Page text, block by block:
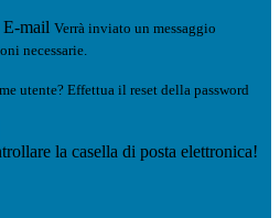
E-mail Verrà inviato un messaggio
necessarie.
utente? Effettua il reset della password
la casella di posta elettronica!